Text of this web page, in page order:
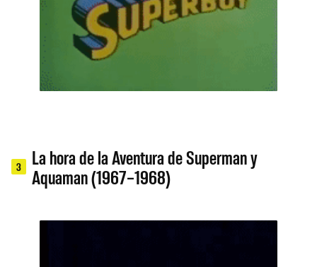
3
La hora de la Aventura de Superman y
Aquaman (1967–1968)